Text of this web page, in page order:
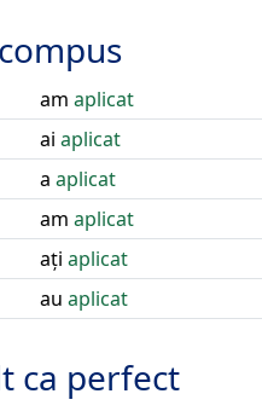
am aplicat
ai aplicat
a aplicat
am aplicat
ați aplicat
au aplicat
ca perfect